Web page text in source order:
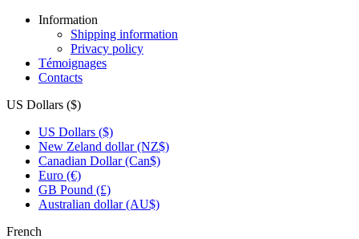
Information
Shipping information
Privacy policy
Témoignages
Contacts
US Dollars ($)
US Dollars ($)
New Zeland dollar (NZ$)
Canadian Dollar (Can$)
Euro (€)
GB Pound (£)
Australian dollar (AU$)
French